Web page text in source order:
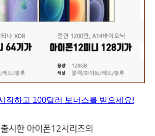
작하고 100달러 보너스를 받으세요!